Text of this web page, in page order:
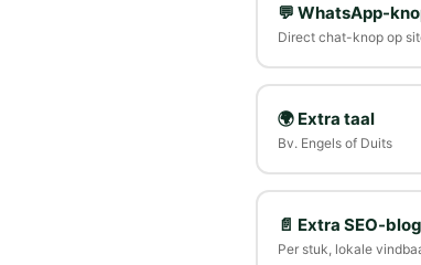
💬 WhatsApp-
Direct chat-knop op
🌍 Extra taal
Bv. Engels of Duits
📄 Extra SEO-blog
Per stuk, lokale